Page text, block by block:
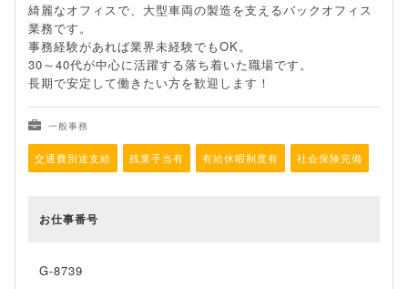
綺麗なオフィスで、大型車両の製造を支えるバックオフィス
業務です。
事務経験があれば業界未経験でもOK。
30～40代が中心に活躍する落ち着いた職場です。
長期で安定して働きたい方を歓迎します！
一般事務
交通費別途支給 残業手当有 有給休暇制度有 社会保険完備
お仕事番号
G-8739